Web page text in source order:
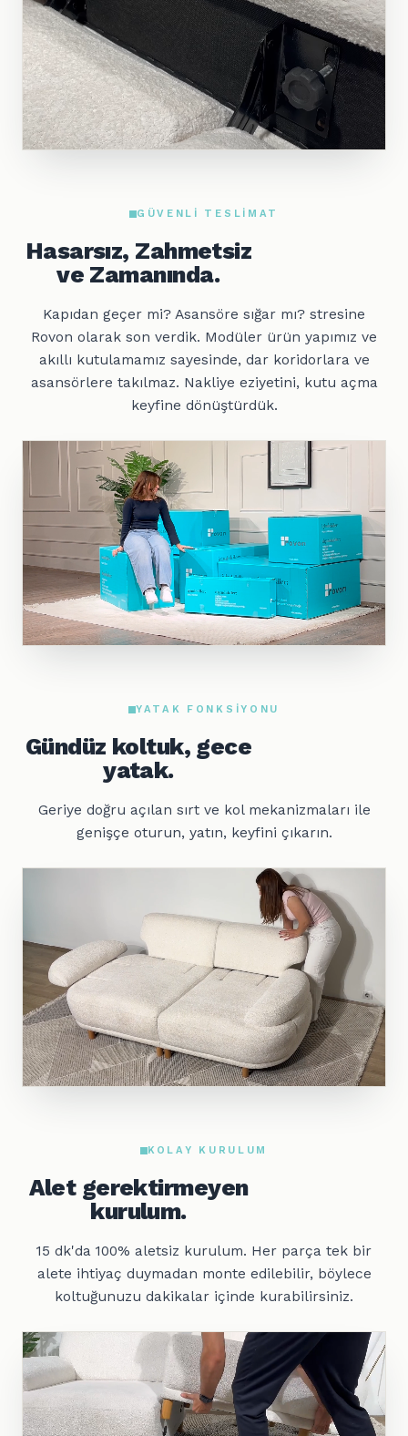
GÜVENLI TESLIMAT
Hasarsız, Zahmetsiz
ve Zamanında.
Kapıdan geçer mi? Asansöre sığar mı? stresine
Rovon olarak son verdik. Modüler ürün yapımız ve
akıllı kutulamamız sayesinde, dar koridorlara ve
asansörlere takılmaz. Nakliye eziyetini, kutu açma
keyfine dönüştürdük.
YATAK FONKSIYONU
Gündüz koltuk, gece
yatak.
Geriye doğru açılan sırt ve kol mekanizmaları ile
genişçe oturun, yatın, keyfini çıkarın.
KOLAY KURULUM
Alet gerektirmeyen
kurulum.
15 dk'da 100% aletsiz kurulum. Her parça tek bir
alete ihtiyaç duymadan monte edilebilir, böylece
koltuğunuzu dakikalar içinde kurabilirsiniz.